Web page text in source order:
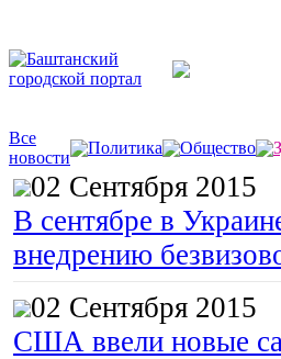
Все
новости
Политика Общество
02 Сентября 2015
В сентябре в
внедрению
02 Сентября 2015
США ввели новые